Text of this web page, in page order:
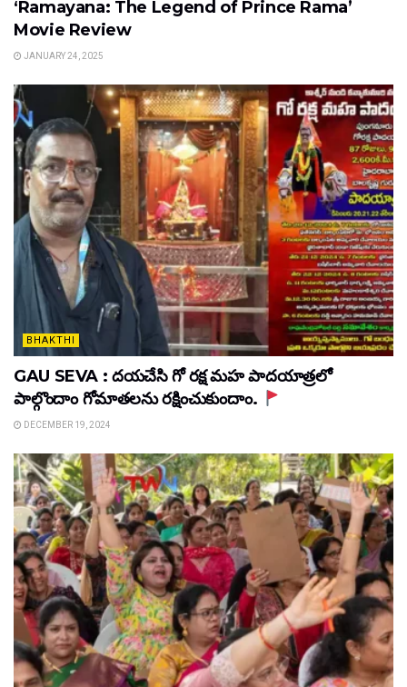
‘Ramayana: The Legend of Prince Rama’
Movie Review
JANUARY 24, 2025
BHAKTHI
GAU SEVA : దయచేసి గో రక్ష మహ పాదయాత్రలో
పాల్గొందాం గోమాతలను రక్షించుకుందాం.
DECEMBER 19, 2024